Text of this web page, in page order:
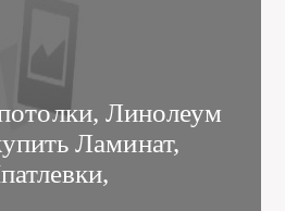
Линолеум
Ламинат,